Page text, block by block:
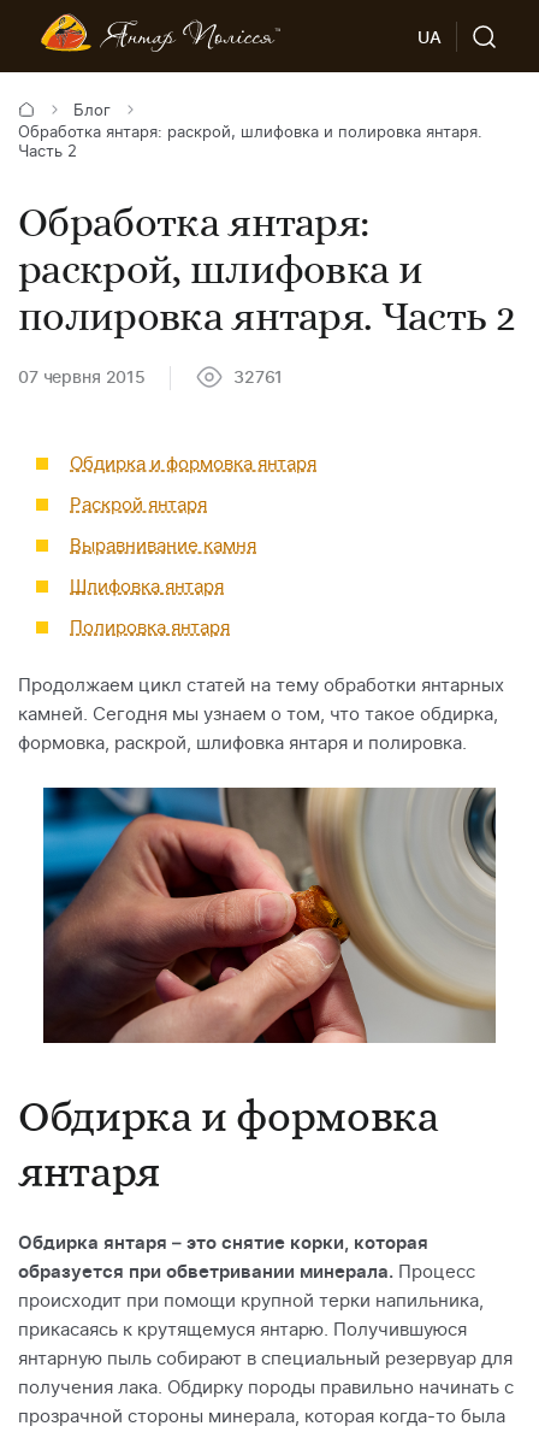
UA
Блог
Обработка янтаря: раскрой, шлифовка и полировка янтаря.
Часть 2
Обработка янтаря:
раскрой, шлифовка и
полировка янтаря. Часть 2
07 червня 2015 32761
Обдирка и формовка янтаря
Раскрой янтаря
Выравнивание камня
Шлифовка янтаря
Полировка янтаря
Продолжаем цикл статей на тему обработки янтарных
камней. Сегодня мы узнаем о том, что такое обдирка,
формовка, раскрой, шлифовка янтаря и полировка.
Обдирка и формовка
янтаря
Обдирка янтаря – это снятие корки, которая
образуется при обветривании минерала. Процесс
происходит при помощи крупной терки напильника,
прикасаясь к крутящемуся янтарю. Получившуюся
янтарную пыль собирают в специальный резервуар для
получения лака. Обдирку породы правильно начинать с
прозрачной стороны минерала, которая когда-то была